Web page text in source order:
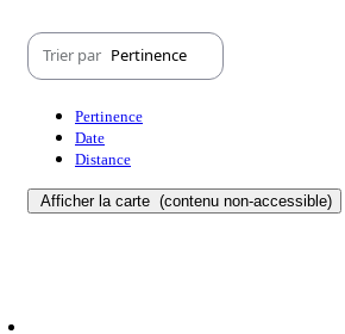
Trier par Pertinence
Pertinence
Date
Distance
Afficher la carte (contenu non-accessible)